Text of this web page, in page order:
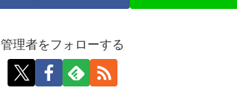
管理者をフォローする